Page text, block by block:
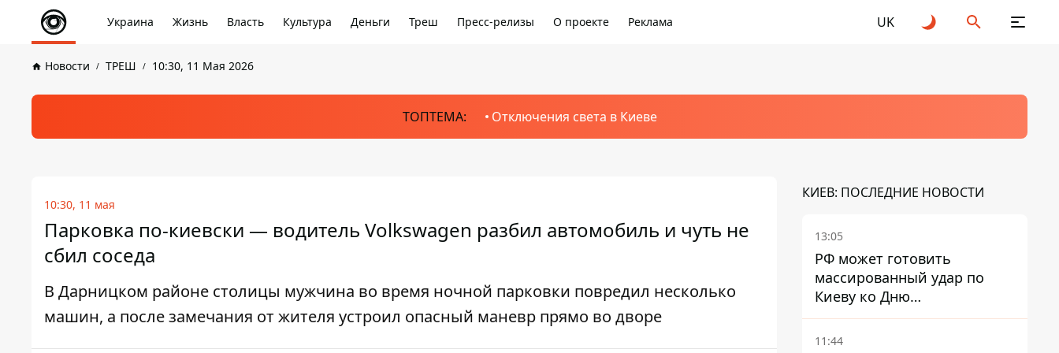
Украина Жизнь Власть Культура Деньги Треш Пресс-релизы О проекте Реклама UK
Новости ТРЕШ 10:30, 11 Мая 2026
ТОПТЕМА: Отключения света в Киеве
10:30, 11 мая
Парковка по-киевски — водитель Volkswagen разбил автомобиль и чуть не
сбил соседа
В Дарницком районе столицы мужчина во время ночной парковки повредил несколько
машин, а после замечания от жителя устроил опасный маневр прямо во дворе
КИЕВ: ПОСЛЕДНИЕ НОВОСТИ
13:05
РФ может готовить
массированный удар по
Киеву ко Дню
Независимости - Институт
изучения войны
11:44